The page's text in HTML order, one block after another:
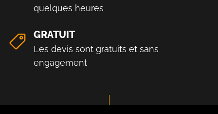
quelques heures
GRATUIT
Les devis sont gratuits et sans
engagement